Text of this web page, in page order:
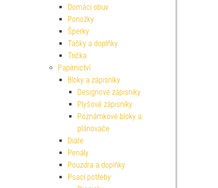
Domácí obuv
Ponožky
Šperky
Tašky a doplňky
Trička
Papírnictví
Bloky a zápisníky
Designové zápisníky
Plyšové zápisníky
Poznámkové bloky a
plánovače
Diáře
Penály
Pouzdra a doplňky
Psací potřeby